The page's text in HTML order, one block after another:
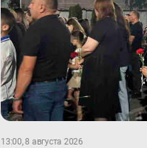
13:00, 8 августа 2026